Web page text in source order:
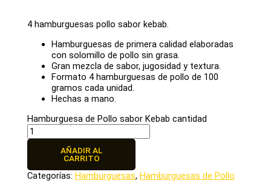
4 hamburguesas pollo sabor kebab.
Hamburguesas de primera calidad elaboradas
con solomillo de pollo sin grasa.
Gran mezcla de sabor, jugosidad y textura.
Formato 4 hamburguesas de pollo de 100
gramos cada unidad.
Hechas a mano.
Hamburguesa de Pollo sabor Kebab cantidad
AÑADIR AL
CARRITO
Categorías:Hamburguesas,Hamburguesas de Pollo